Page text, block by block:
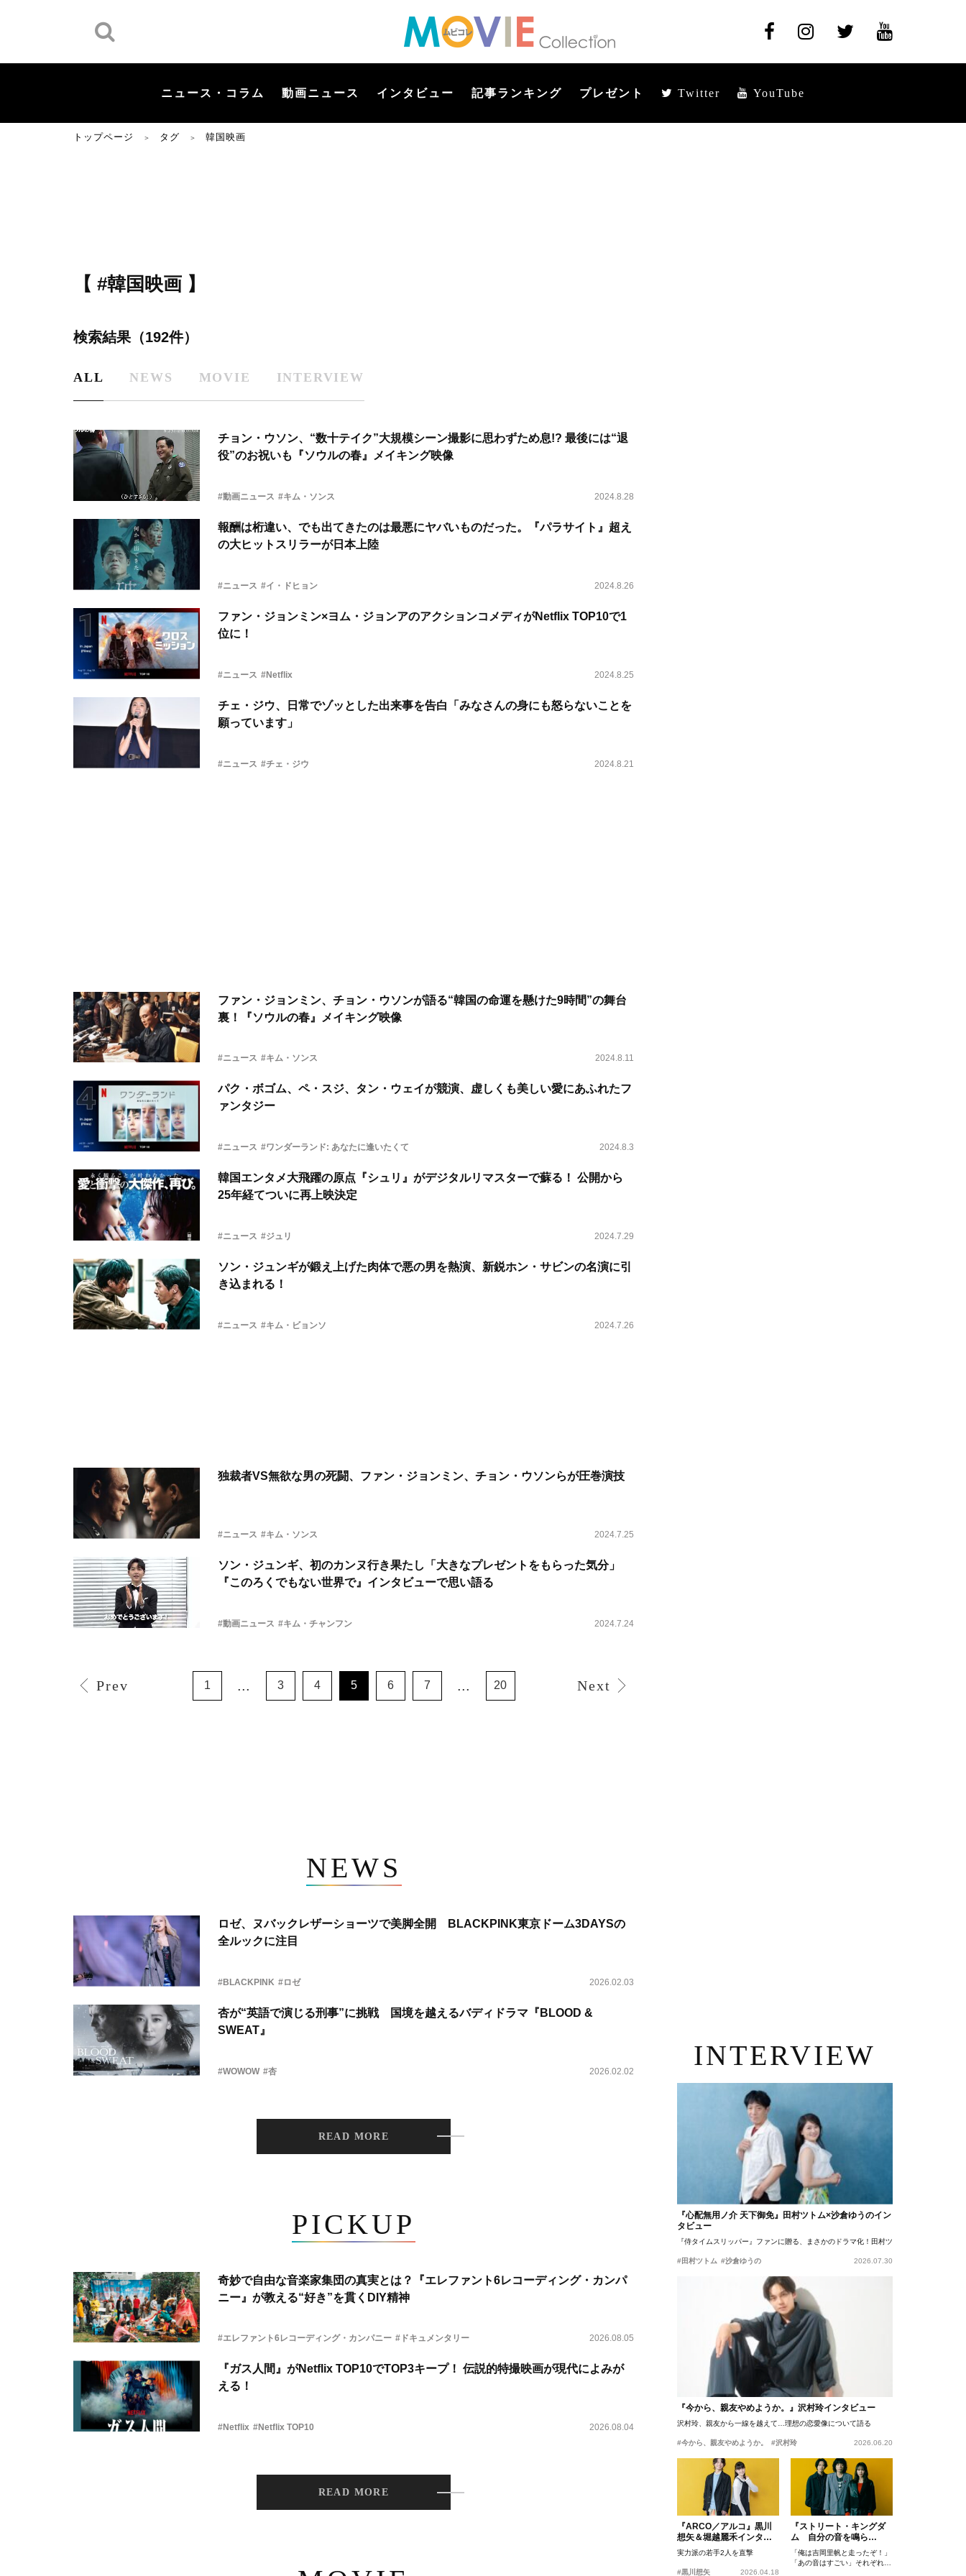
ニュース・コラム 動画ニュース インタビュー 記事ランキング プレゼント Twitter YouTube
トップページ ＞ タグ ＞ 韓国映画
【 #韓国映画 】
検索結果（192件）
ALL NEWS MOVIE INTERVIEW
チョン・ウソン、“数十テイク”大規模シーン撮影に思わずため息!? 最後には“退
役”のお祝いも『ソウルの春』メイキング映像
#動画ニュース #キム・ソンス 2024.8.28
報酬は桁違い、でも出てきたのは最悪にヤバいものだった。『パラサイト』超え
の大ヒットスリラーが日本上陸
#ニュース #イ・ドヒョン 2024.8.26
ファン・ジョンミン×ヨム・ジョンアのアクションコメディがNetflix TOP10で1
位に！
#ニュース #Netflix 2024.8.25
チェ・ジウ、日常でゾッとした出来事を告白「みなさんの身にも怒らないことを
願っています」
#ニュース #チェ・ジウ 2024.8.21
ファン・ジョンミン、チョン・ウソンが語る“韓国の命運を懸けた9時間”の舞台
裏！『ソウルの春』メイキング映像
#ニュース #キム・ソンス 2024.8.11
パク・ボゴム、ペ・スジ、タン・ウェイが競演、虚しくも美しい愛にあふれたフ
ァンタジー
#ニュース #ワンダーランド: あなたに逢いたくて 2024.8.3
韓国エンタメ大飛躍の原点『シュリ』がデジタルリマスターで蘇る！ 公開から
25年経てついに再上映決定
#ニュース #ジュリ 2024.7.29
ソン・ジュンギが鍛え上げた肉体で悪の男を熱演、新鋭ホン・サビンの名演に引
き込まれる！
#ニュース #キム・ビョンソ 2024.7.26
独裁者VS無欲な男の死闘、ファン・ジョンミン、チョン・ウソンらが圧巻演技
#ニュース #キム・ソンス 2024.7.25
ソン・ジュンギ、初のカンヌ行き果たし「大きなプレゼントをもらった気分」
『このろくでもない世界で』インタビューで思い語る
#動画ニュース #キム・チャンフン 2024.7.24
Prev 1 ... 3 4 5 6 7 ... 20 Next
NEWS
ロゼ、ヌバックレザーショーツで美脚全開 BLACKPINK東京ドーム3DAYSの
全ルックに注目
#BLACKPINK #ロゼ 2026.02.03
杏が“英語で演じる刑事”に挑戦 国境を越えるバディドラマ『BLOOD &
SWEAT』
#WOWOW #杏 2026.02.02
READ MORE
PICKUP
奇妙で自由な音楽家集団の真実とは？『エレファント6レコーディング・カンパ
ニー』が教える“好き”を貫くDIY精神
#エレファント6レコーディング・カンパニー #ドキュメンタリー 2026.08.05
『ガス人間』がNetflix TOP10でTOP3キープ！ 伝説的特撮映画が現代によみが
える！
#Netflix #Netflix TOP10 2026.08.04
READ MORE
INTERVIEW
『心配無用ノ介 天下御免』田村ツトム×沙倉ゆうのイン
タビュー
『侍タイムスリッパー』ファンに贈る、まさかのドラマ化！田村ツトム×沙倉ゆうのが語
#田村ツトム #沙倉ゆうの 2026.07.30
『今から、親友やめようか。』沢村玲インタビュー
沢村玲、親友から一線を越えて…理想の恋愛像について語る
#今から、親友やめようか。 #沢村玲 2026.06.20
『ARCO／アルコ』黒川
想矢＆堀越麗禾インタビ
ュー
実力派の若手2人を直撃
#黒川想矢 2026.04.18
『ストリート・キングダ
ム 自分の音を鳴ら
せ。』峯田和伸、若葉竜
也、吉岡里帆インタビュ
ー
「俺は吉岡里帆と走ったぞ！」
「あの音はすごい」それぞれの